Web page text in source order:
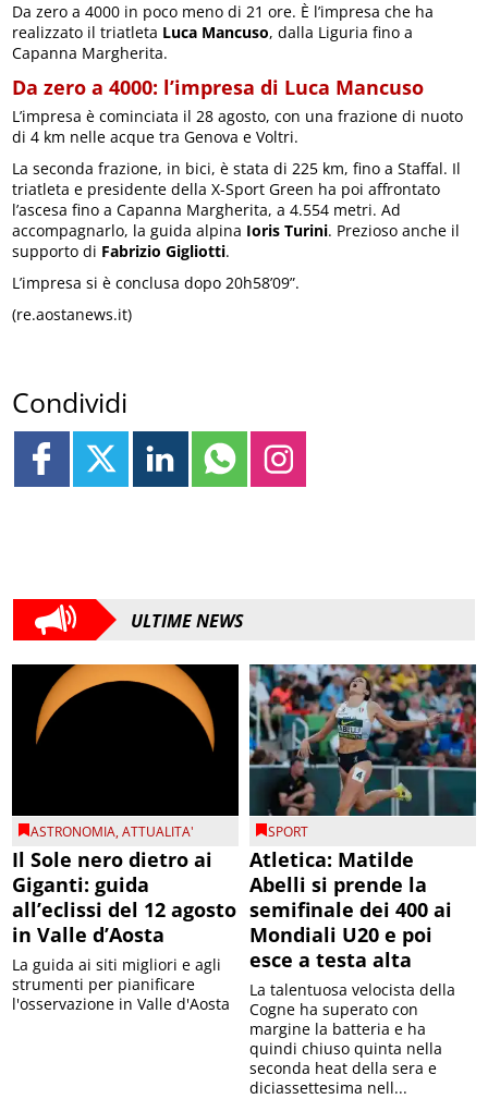
Da zero a 4000 in poco meno di 21 ore. È l’impresa che ha
realizzato il triatleta Luca Mancuso, dalla Liguria fino a
Capanna Margherita.
Da zero a 4000: l’impresa di Luca Mancuso
L’impresa è cominciata il 28 agosto, con una frazione di nuoto
di 4 km nelle acque tra Genova e Voltri.
La seconda frazione, in bici, è stata di 225 km, fino a Staffal. Il
triatleta e presidente della X-Sport Green ha poi affrontato
l’ascesa fino a Capanna Margherita, a 4.554 metri. Ad
accompagnarlo, la guida alpina Ioris Turini. Prezioso anche il
supporto di Fabrizio Gigliotti.
L’impresa si è conclusa dopo 20h58’09”.
(re.aostanews.it)
Condividi
ULTIME NEWS
ASTRONOMIA,ATTUALITA'
Il Sole nero dietro ai
Giganti: guida
all’eclissi del 12 agosto
in Valle d’Aosta
La guida ai siti migliori e agli
strumenti per pianificare
l'osservazione in Valle d'Aosta
SPORT
Atletica: Matilde
Abelli si prende la
semifinale dei 400 ai
Mondiali U20 e poi
esce a testa alta
La talentuosa velocista della
Cogne ha superato con
margine la batteria e ha
quindi chiuso quinta nella
seconda heat della sera e
diciassettesima nell...